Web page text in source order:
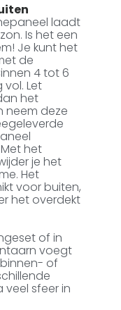
laadt
Is het een
Je kunt het
de
4 tot 6
Let
het
neem deze
het
je het
Het
voor buiten,
het overdekt
of in
voegt
of
veel sfeer in